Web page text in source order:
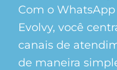
Com o
Evolvy, você
canais de
de maneira